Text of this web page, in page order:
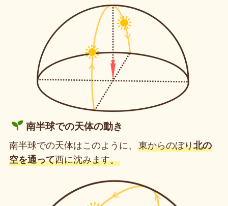
南半球での天体の動き
南半球での天体はこのように、 東からのぼり北の
空を通って西に沈みます。